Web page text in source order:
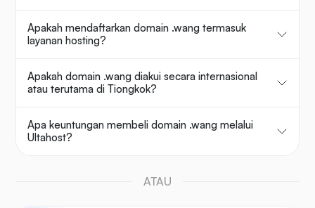
Apakah mendaftarkan domain .wang termasuk
layanan hosting?
Apakah domain .wang diakui secara internasional
atau terutama di Tiongkok?
Apa keuntungan membeli domain .wang melalui
Ultahost?
ATAU